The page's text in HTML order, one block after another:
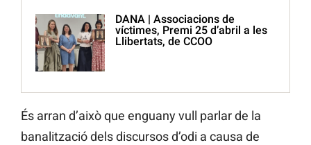
DANA | Associacions de
víctimes, Premi 25 d’abril a les
Llibertats, de CCOO
És arran d’això que enguany vull parlar de la
banalització dels discursos d’odi a causa de